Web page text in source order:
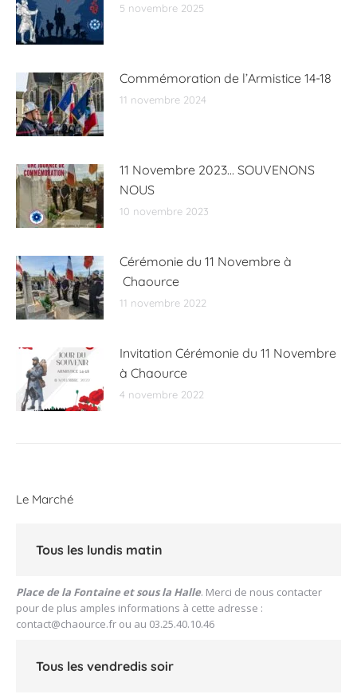
5 novembre 2025
Commémoration de l’Armistice 14-18
11 novembre 2024
11 Novembre 2023… SOUVENONS
NOUS
10 novembre 2023
Cérémonie du 11 Novembre à
Chaource
11 novembre 2022
Invitation Cérémonie du 11 Novembre
à Chaource
4 novembre 2022
Le Marché
Tous les lundis matin
Place de la Fontaine et sous la Halle. Merci de nous contacter
pour de plus amples informations à cette adresse :
contact@chaource.fr ou au 03.25.40.10.46
Tous les vendredis soir